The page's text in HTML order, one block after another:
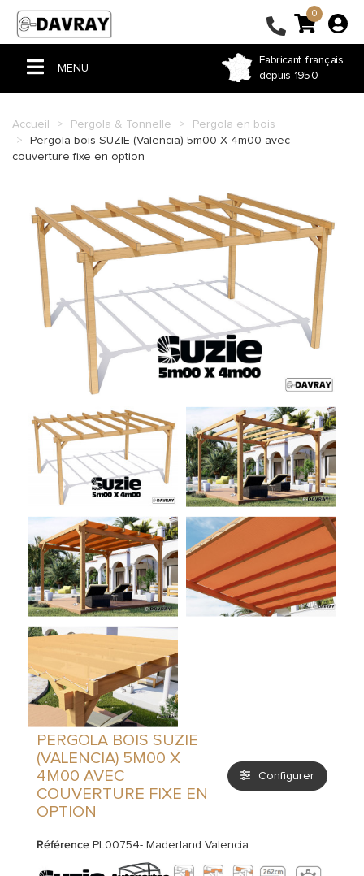
Fabricant français
depuis 1950
0
MENU
PERGOLA & TONNELLE
STORE
BÂCHE PVC
FERMETURE DE TERRASSE
COUSSIN ET RIDEAU
HOUSSE ET SAC SUR-MESURE
Accueil Pergola & Tonnelle
Pergola en bois
Pergola bois SUZIE (Valencia) 5m00 X 4m00 avec
couverture fixe en option
PERGOLA BOIS SUZIE
(VALENCIA) 5M00 X
4M00 AVEC
COUVERTURE FIXE EN
OPTION
Configurer
Référence PL00754- Maderland Valencia